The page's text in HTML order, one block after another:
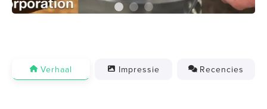
Verhaal Impressie Recencies